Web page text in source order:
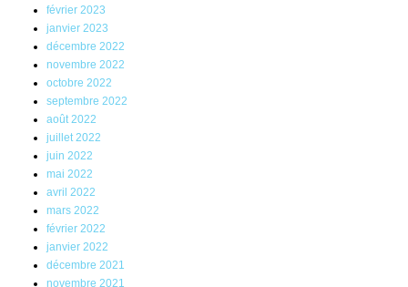
février 2023
janvier 2023
décembre 2022
novembre 2022
octobre 2022
septembre 2022
août 2022
juillet 2022
juin 2022
mai 2022
avril 2022
mars 2022
février 2022
janvier 2022
décembre 2021
novembre 2021